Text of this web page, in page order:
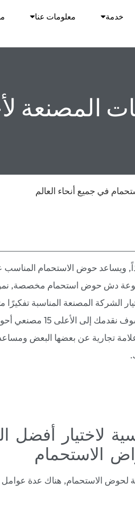
خدمة معلومات عنا
ويساعد حوض الاستحمام
دش حوض استحمام مخصصة,
الشركة المصنعة المناسبة تفكيرًا
والمتانة. في هذا
تجارية عن بعضها البعض
لاختيار
الاستحمام
لحوض الاستحمام, هناك عدة